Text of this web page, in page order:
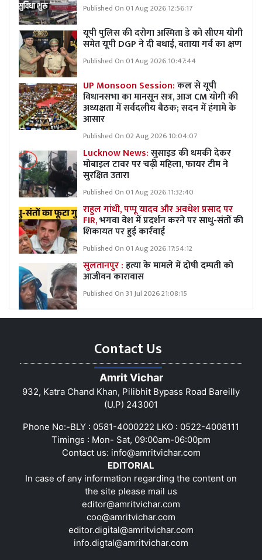
Published On 01 Aug 2026 12:56:17
यूपी पुलिस की दरोगा अस्मिता डे को सीएम योगी
समेत यूपी DGP ने दी बधाई, बताया गर्व का क्षण
Published On 01 Aug 2026 10:47:44
UP Monsoon Session:कल से यूपी
विधानसभा का मानसून सत्र, आज CM योगी की
अध्यक्षता में सर्वदलीय बैठक; सदन में हंगामे के
आसार
Published On 02 Aug 2026 10:04:07
Lucknow News:सुसाइड की धमकी देकर
मोबाइल टावर पर चढ़ी महिला, फायर टीम ने
सुरक्षित उतारा
Published On 01 Aug 2026 11:32:40
राहुल गांधी, पप्पू यादव और अवधेश प्रसाद पर
FIR,भगवा वेश में प्रदर्शन करने पर साधु-संतों की
शिकायत पर हुई कार्रवाई
Published On 01 Aug 2026 17:54:12
सुलतानपुर :हत्या के मामले में दोषी दम्पती को
आजीवन कारावास
Published On 31 Jul 2026 21:08:15
Contact Us
Amrit Vichar
932, Katra Chand Khan, Pilibhit Bypass Road Bareilly
(U.P) 243001
Phone No:-BLY : 0581-4000222 LKO : 0522-4008111
Timings : Mon- Sat, 09:00am-06:00pm
Contact us: info@amritvichar.com
EDITORIAL
In case of any information regarding the content on
the site please mail us
editor@amritvichar.com
coo@amritvichar.com
editor.digital@amritvichar.com
info.digtal@amritvichar.com